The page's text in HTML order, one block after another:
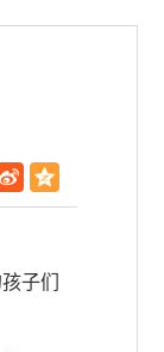
子们